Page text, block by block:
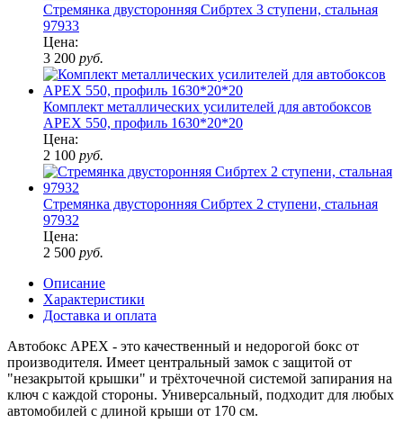
Стремянка двусторонняя Сибртех 3 ступени, стальная
97933
Цена:
3 200 руб.
Комплект металлических усилителей для автобоксов
APEX 550, профиль 1630*20*20
Цена:
2 100 руб.
Стремянка двусторонняя Сибртех 2 ступени, стальная
97932
Цена:
2 500 руб.
Описание
Характеристики
Доставка и оплата
Автобокс APEX - это качественный и недорогой бокс от
производителя. Имеет центральный замок с защитой от
"незакрытой крышки" и трёхточечной системой запирания на
ключ с каждой стороны. Универсальный, подходит для любых
автомобилей с длиной крыши от 170 см.